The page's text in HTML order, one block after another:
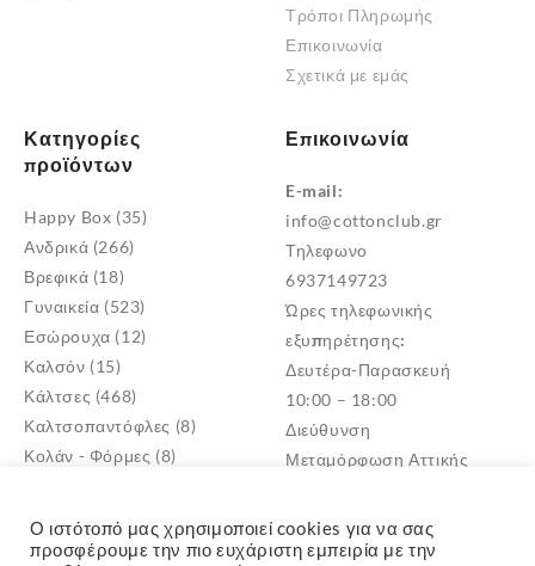
Τρόποι Πληρωμής
Επικοινωνία
Σχετικά με εμάς
Κατηγορίες
προϊόντων
Happy Box (35)
Ανδρικά (266)
Βρεφικά (18)
Γυναικεία (523)
Εσώρουχα (12)
Καλσόν (15)
Κάλτσες (468)
Καλτσοπαντόφλες (8)
Κολάν - Φόρμες (8)
Σκουφιά - Γάντια (3)
Επικοινωνία
E-mail:
info@cottonclub.gr
Τηλεφωνο
6937149723
Ώρες τηλεφωνικής
εξυπηρέτησης:
Δευτέρα-Παρασκευή
10:00 – 18:00
Διεύθυνση
Μεταμόρφωση Αττικής
Ο ιστότοπό μας χρησιμοποιεί cookies για να σας
προσφέρουμε την πιο ευχάριστη εμπειρία με την